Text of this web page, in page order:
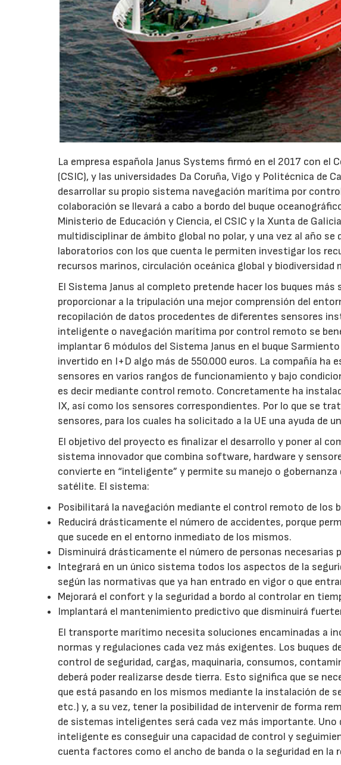
La empresa española Janus Systems firmó en el 2017 con
(CSIC), y las universidades Da Coruña, Vigo y Politécnica de
desarrollar su propio sistema navegación marítima por
colaboración se llevará a cabo a bordo del buque
Ministerio de Educación y Ciencia, el CSIC y la Xunta de
multidisciplinar de ámbito global no polar, y una vez al año
laboratorios con los que cuenta le permiten investigar los
recursos marinos, circulación oceánica global y biodiversidad
El Sistema Janus al completo pretende hacer los buques
proporcionar a la tripulación una mejor comprensión del
recopilación de datos procedentes de diferentes sensores
inteligente o navegación marítima por control remoto se
implantar 6 módulos del Sistema Janus en el buque
invertido en I+D algo más de 550.000 euros. La compañía ha
sensores en varios rangos de funcionamiento y bajo
es decir mediante control remoto. Concretamente ha
IX, así como los sensores correspondientes. Por lo que se
sensores, para los cuales ha solicitado a la UE una ayuda de
El objetivo del proyecto es finalizar el desarrollo y poner al
sistema innovador que combina software, hardware y
convierte en “inteligente” y permite su manejo o
satélite. El sistema:
Posibilitará la navegación mediante el control remoto de los
Reducirá drásticamente el número de accidentes, porque
que sucede en el entorno inmediato de los mismos.
Disminuirá drásticamente el número de personas necesarias
Integrará en un único sistema todos los aspectos de la
según las normativas que ya han entrado en vigor o que
Mejorará el confort y la seguridad a bordo al controlar en
Implantará el mantenimiento predictivo que disminuirá
El transporte marítimo necesita soluciones encaminadas a
normas y regulaciones cada vez más exigentes. Los buques
control de seguridad, cargas, maquinaria, consumos,
deberá poder realizarse desde tierra. Esto significa que se
que está pasando en los mismos mediante la instalación de
etc.) y, a su vez, tener la posibilidad de intervenir de forma
de sistemas inteligentes será cada vez más importante.
inteligente es conseguir una capacidad de control y
cuenta factores como el ancho de banda o la seguridad en la